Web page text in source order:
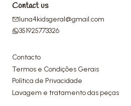
Contact us
luna4kidsgeral@gmail.com
351925773326
Contacto
Termos e Condições Gerais
Política de Privacidade
Lavagem e tratamento das peças